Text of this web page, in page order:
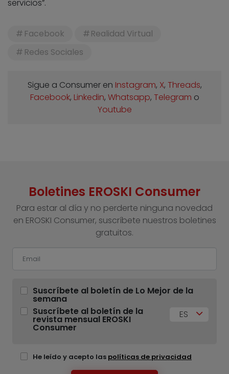
servicios”.
Facebook
Realidad Virtual
Redes Sociales
Sigue a Consumer en Instagram, X, Threads,
Facebook, Linkedin, Whatsapp, Telegram o
Youtube
Boletines EROSKI Consumer
Para estar al día y no perderte ninguna novedad
en EROSKI Consumer, suscríbete nuestros boletines
gratuitos.
Suscríbete al boletín de Lo Mejor de la
semana
Suscríbete al boletín de la
revista mensual EROSKI
Consumer
ES
He leído y acepto las políticas de privacidad